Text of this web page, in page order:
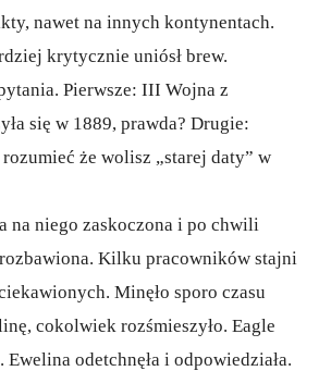
nawet na innych kontynentach.
krytycznie uniósł brew.
Pierwsze: III Wojna z
się w 1889, prawda? Drugie:
rozumieć że wolisz „starej daty” w
na niego zaskoczona i po chwili
rozbawiona. Kilku pracowników stajni
Minęło sporo czasu
cokolwiek rozśmieszyło. Eagle
Ewelina odetchnęła i odpowiedziała.